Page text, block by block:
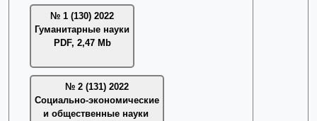
№ 1 (130) 2022
Гуманитарные науки
PDF, 2,47 Mb
№ 2 (131) 2022
Социально-экономические
и общественные науки